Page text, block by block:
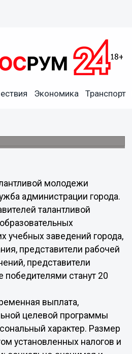
Экономика Транспорт
молодежи
администрации города.
талантливой
учебных заведений города,
представители рабочей
представители
станут 20
выплата,
целевой программы
характер. Размер
установленных налогов и